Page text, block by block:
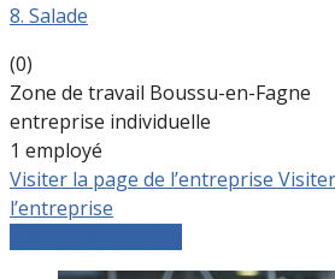
8. Salade
(0)
Zone de travail Boussu-en-Fagne
entreprise individuelle
1 employé
Visiter la page de l’entreprise
l’entreprise